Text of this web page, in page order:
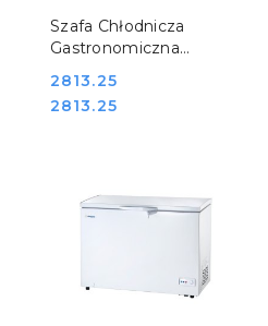
Szafa Chłodnicza
Gastronomiczna
386l Stalgast 850390
Cena:
2813.25
Cena:
2813.25
DO KOSZYKA